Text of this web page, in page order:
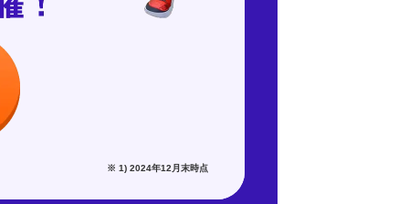
※ 1) 2024年12月末時点